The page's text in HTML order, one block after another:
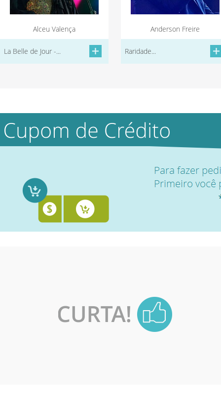
Alceu Valença
La Belle de Jour -...
Anderson Freire
Raridade...